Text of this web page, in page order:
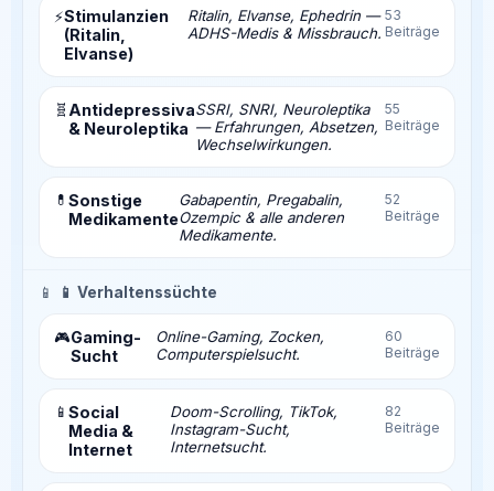
⚡Stimulanzien
(Ritalin,
Elvanse)
Ritalin, Elvanse, Ephedrin —
ADHS-Medis & Missbrauch.
53
Beiträge
🧬 Antidepressiva
& Neuroleptika
SSRI, SNRI, Neuroleptika
— Erfahrungen, Absetzen,
Wechselwirkungen.
55
Beiträge
💊 Sonstige
Medikamente
Gabapentin, Pregabalin,
Ozempic & alle anderen
Medikamente.
52
Beiträge
📱 📱 Verhaltenssüchte
🎮Gaming-
Sucht
Online-Gaming, Zocken,
Computerspielsucht.
60
Beiträge
📱 Social
Media &
Internet
Doom-Scrolling, TikTok,
Instagram-Sucht,
Internetsucht.
82
Beiträge